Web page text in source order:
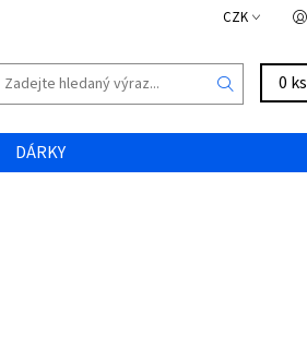
CZK
0
DÁRKY